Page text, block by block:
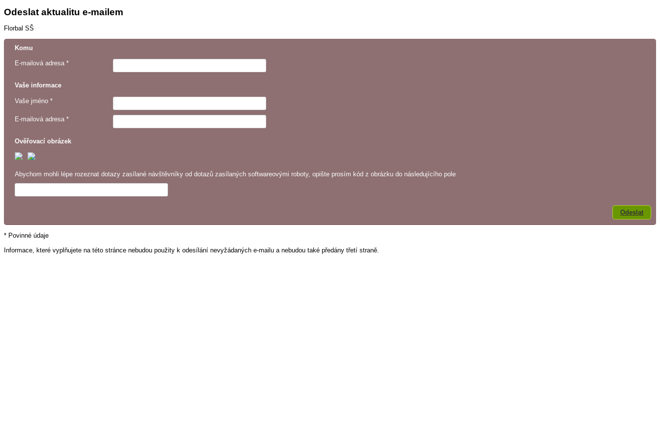
Odeslat aktualitu e-mailem
Florbal SŠ
Komu
E-mailová adresa *
Vaše informace
Vaše jméno *
E-mailová adresa *
Ověřovací obrázek
Abychom mohli lépe rozeznat dotazy zasílané návštěvníky od dotazů zasílaných softwareovými roboty, opište prosím kód z obrázku do následujícího pole
* Povinné údaje
Informace, které vyplňujete na této stránce nebudou použity k odesílání nevyžádaných e-mailu a nebudou také předány třetí straně.